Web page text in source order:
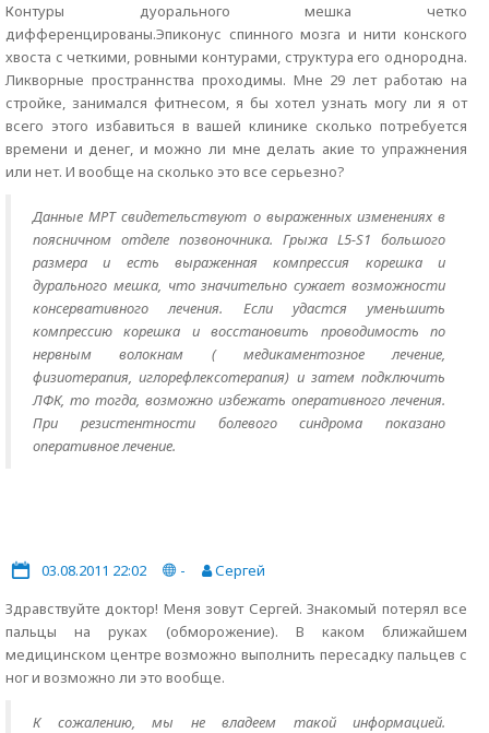
Контуры дуорального мешка четко
дифференцированы.Эпиконус спинного мозга и нити конского
хвоста с четкими, ровными контурами, структура его однородна.
Ликворные пространнства проходимы. Мне 29 лет работаю на
стройке, занимался фитнесом, я бы хотел узнать могу ли я от
всего этого избавиться в вашей клинике сколько потребуется
времени и денег, и можно ли мне делать акие то упражнения
или нет. И вообще на сколько это все серьезно?
Данные МРТ свидетельствуют о выраженных изменениях в
поясничном отделе позвоночника. Грыжа L5-S1 большого
размера и есть выраженная компрессия корешка и
дурального мешка, что значительно сужает возможности
консервативного лечения. Если удастся уменьшить
компрессию корешка и восстановить проводимость по
нервным волокнам ( медикаментозное лечение,
физиотерапия, иглорефлексотерапия) и затем подключить
ЛФК, то тогда, возможно избежать оперативного лечения.
При резистентности болевого синдрома показано
оперативное лечение.
03.08.2011 22:02 -
Сергей
Здравствуйте доктор! Меня зовут Сергей. Знакомый потерял все
пальцы на руках (обморожение). В каком ближайшем
медицинском центре возможно выполнить пересадку пальцев с
ног и возможно ли это вообще.
К сожалению, мы не владеем такой информацией.